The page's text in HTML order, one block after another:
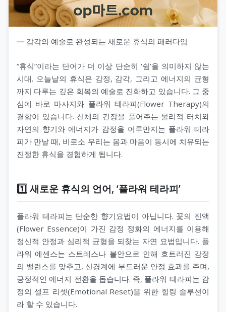
― 감각의 예술로 완성되는 새로운 휴식의 패러다임
“휴식”이라는 단어가 더 이상 단순히 ‘쉼’을 의미하지 않는
시대. 오늘날의 휴식은 감정, 감각, 그리고 에너지의 균형
까지 다루는 깊은 회복의 예술로 진화하고 있습니다. 그 중
심에 바로 마사지와 플라워 테라피(Flower Therapy)의
결합이 있습니다. 신체의 긴장을 풀어주는 물리적 터치와
자연의 향기와 에너지가 감정을 어루만지는 플라워 테라
피가 만날 때, 비로소 우리는 몸과 마음이 동시에 치유되는
진정한 휴식을 경험하게 됩니다.
1️⃣ 새로운 휴식의 언어, ‘플라워 테라피’
플라워 테라피는 단순한 향기요법이 아닙니다. 꽃의 진액
(Flower Essence)이 가진 감정 정화의 에너지를 이용해
정신적 안정과 심리적 균형을 되찾는 자연 요법입니다. 플
라워 에센스는 스트레스나 불안으로 인해 흐트러진 감정
의 밸런스를 맞추고, 신경계에 부드러운 안정 효과를 주며,
긍정적인 에너지 전환을 돕습니다. 즉, 플라워 테라피는 감
정의 셀프 리셋(Emotional Reset)을 위한 힐링 솔루션이
라 할 수 있습니다.